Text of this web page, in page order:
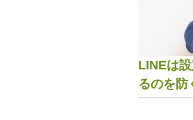
LINEは
るのを防